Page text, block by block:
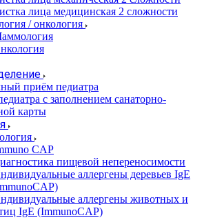
лица медицинская 2 сложности
/ онкология
приём педиатра
с заполнением санаторно-
карты
CAP
пищевой непереносимости
аллергены деревьев IgE
аллергены животных и
IgE (ImmunoCAP)